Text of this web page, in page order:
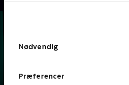
Nødvendig
Præferencer